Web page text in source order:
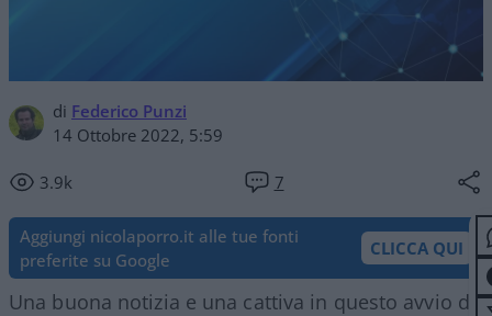
di Federico Punzi
14 Ottobre 2022, 5:59
3.9k 7
Aggiungi nicolaporro.it alle tue fonti
preferite su Google
CLICCA QUI
Una buona notizia e una cattiva in questo avvio di